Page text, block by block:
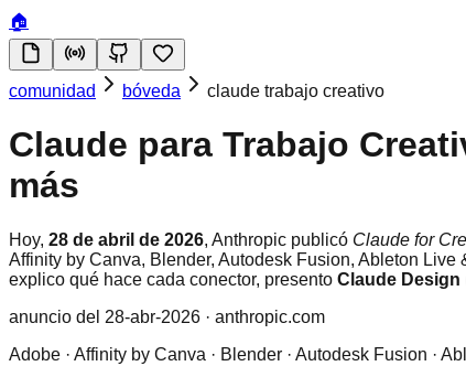
🏠
comunidad bóveda claude trabajo creativo
Claude para Trabajo
más
Hoy, 28 de abril de 2026, Anthropic publicó Claude for
Affinity by Canva, Blender, Autodesk Fusion, Ableton
explico qué hace cada conector, presento Claude Design
anuncio del 28-abr-2026 · anthropic.com
Adobe · Affinity by Canva · Blender · Autodesk Fusion ·